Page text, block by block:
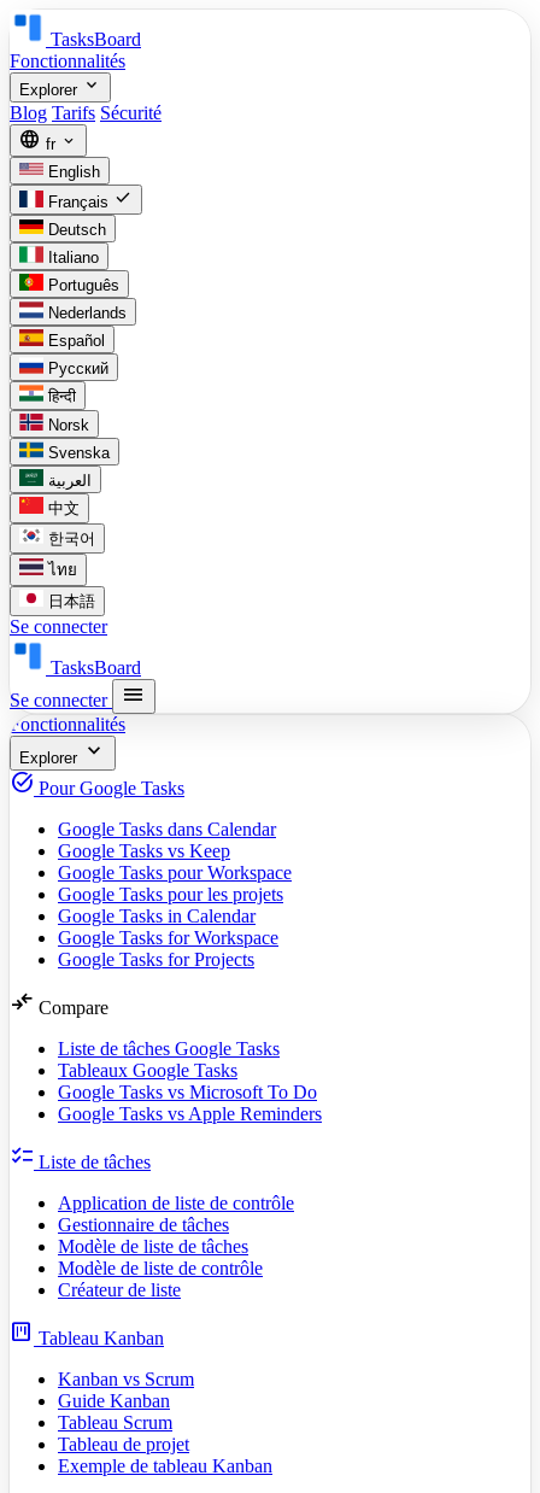
TasksBoard
Fonctionnalités
Explorer expand_more
Blog Tarifs Sécurité
language fr expand_more
English
Français check
Deutsch
Italiano
Português
Nederlands
Español
Русский
हिन्दी
Norsk
Svenska
العربية
中文
한국어
ไทย
日本語
Se connecter
TasksBoard
Se connecter
menu
Fonctionnalités
Explorer expand_more
task_alt Pour Google Tasks
Google Tasks dans Calendar
Google Tasks vs Keep
Google Tasks pour Workspace
Google Tasks pour les projets
Google Tasks in Calendar
Google Tasks for Workspace
Google Tasks for Projects
compare_arrows Compare
Liste de tâches Google Tasks
Tableaux Google Tasks
Google Tasks vs Microsoft To Do
Google Tasks vs Apple Reminders
checklist Liste de tâches
Application de liste de contrôle
Gestionnaire de tâches
Modèle de liste de tâches
Modèle de liste de contrôle
Créateur de liste
view_kanban Tableau Kanban
Kanban vs Scrum
Guide Kanban
Tableau Scrum
Tableau de projet
Exemple de tableau Kanban